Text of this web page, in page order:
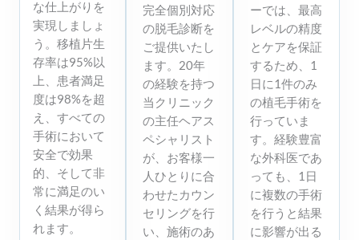
な仕上がりを
実現しましょ
う。移植片生
存率は95%以
上、患者満足
度は98%を超
え、すべての
手術において
安全で効果
的、そして非
常に満足のい
く結果が得ら
れます。
完全個別対応
の脱毛診断を
ご提供いたし
ます。20年
の経験を持つ
当クリニック
の主任ヘアス
ペシャリスト
が、お客様一
人ひとりに合
わせたカウン
セリングを行
い、施術のあ
ーでは、最高
レベルの精度
とケアを保証
するため、1
日に1件のみ
の植毛手術を
行っていま
す。経験豊富
な外科医であ
っても、1日
に複数の手術
を行うと結果
に影響が出る